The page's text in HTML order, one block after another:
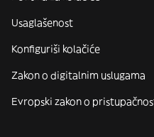
Usaglašenost
Konfiguriši kolačiće
Zakon o digitalnim uslugama
Evropski zakon o